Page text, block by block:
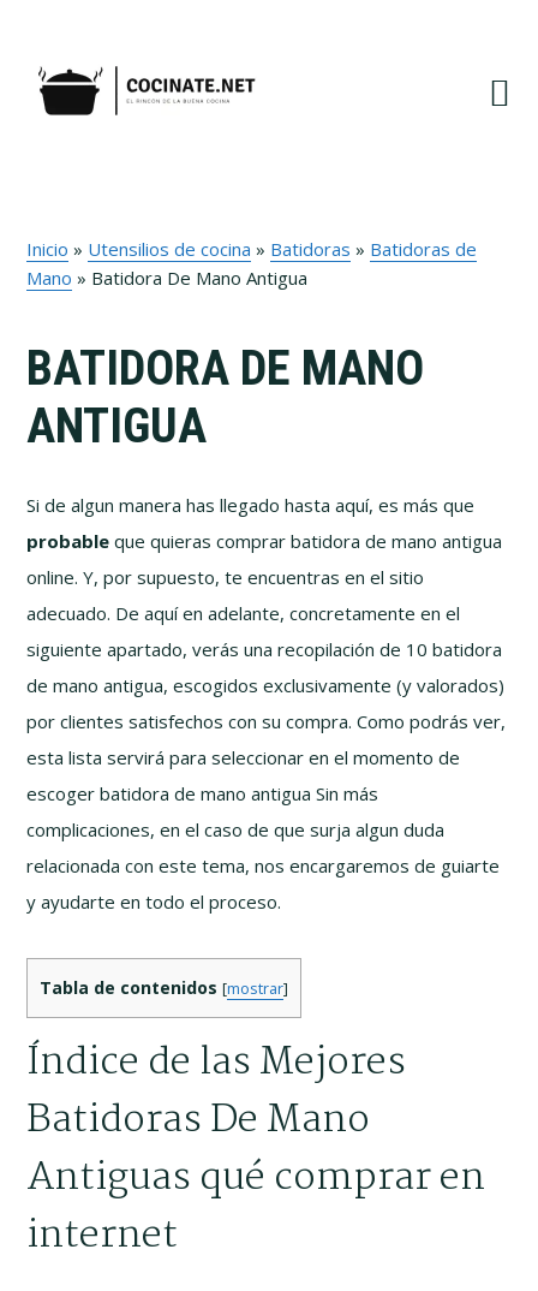
navegación
principal
contenido
principal
barra
Inicio » Utensilios de cocina » Batidoras » Batidoras de
Mano » Batidora De Mano Antigua
BATIDORA DE MANO
ANTIGUA
Si de algun manera has llegado hasta aquí, es más que
probable que quieras comprar batidora de mano antigua
online. Y, por supuesto, te encuentras en el sitio
adecuado. De aquí en adelante, concretamente en el
siguiente apartado, verás una recopilación de 10 batidora
de mano antigua, escogidos exclusivamente (y valorados)
por clientes satisfechos con su compra. Como podrás ver,
esta lista servirá para seleccionar en el momento de
escoger batidora de mano antigua Sin más
complicaciones, en el caso de que surja algun duda
relacionada con este tema, nos encargaremos de guiarte
y ayudarte en todo el proceso.
Tabla de contenidos [mostrar]
Índice de las Mejores
Batidoras De Mano
Antiguas qué comprar en
internet